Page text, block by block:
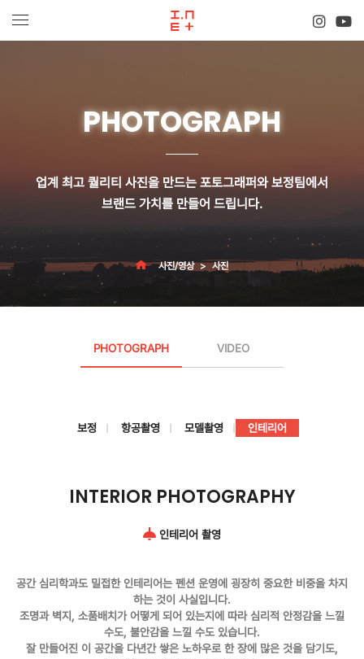
PHOTOGRAPH
업계 최고 퀄리티 사진을 만드는 포토그래퍼와 보정팀에서
브랜드 가치 를 만들어 드립니다.
사진/영상 사진
PHOTOGRAPH VIDEO
보정 항공촬영 모델촬영 인테리어
INTERIOR PHOTOGRAPHY
인테리어 촬영
공간 심리학과도 밀접한 인테리어는 펜션 운영에 굉장히 중요한 비중을 차지
하는 것이 사실입니다.
조명과 벽지, 소품배치가 어떻게 되어 있는지에 따라 심리적 안정감을 느낄
수도, 불안감을 느낄 수도 있습니다.
잘 만들어진 이 공간을 다년간 쌓은 노하우로 한 장에 많은 것을 담기도,